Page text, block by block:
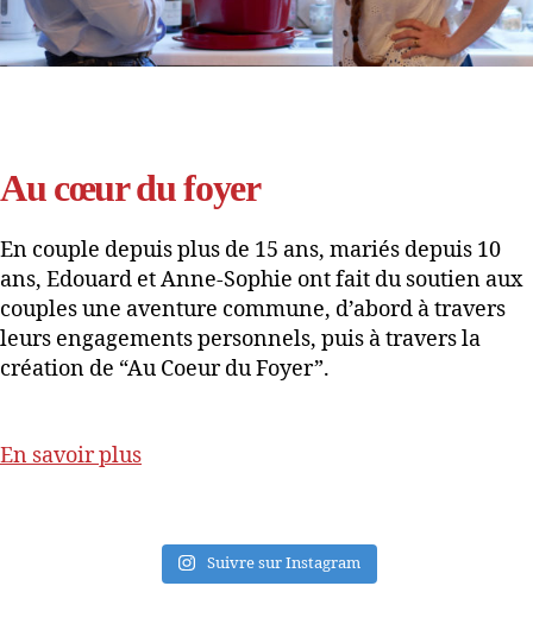
Au cœur du foyer
En couple depuis plus de 15 ans, mariés depuis 10
ans, Edouard et Anne-Sophie ont fait du soutien aux
couples une aventure commune, d’abord à travers
leurs engagements personnels, puis à travers la
création de “Au Coeur du Foyer”.
En savoir plus
Suivre sur Instagram